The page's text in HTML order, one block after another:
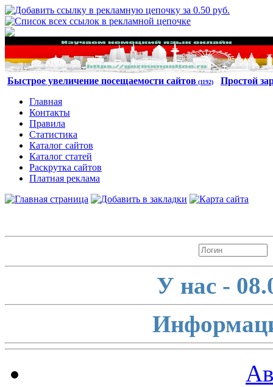
Быстрое увеличение посещаемости сайтов (1192)
Простой
Главная
Контакты
Правила
Статистика
Каталог сайтов
Каталог статей
Раскрутка сайтов
Платная реклама
У нас -